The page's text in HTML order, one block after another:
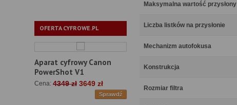
OFERTA CYFROWE.PL
Aparat cyfrowy Canon
PowerShot V1
Cena: 4349 zł 3649 zł
Sprawdź
Maksymalna wartość przysłony
Liczba listków na przysłonie
Mechanizm autofokusa
Konstrukcja
Rozmiar filtra